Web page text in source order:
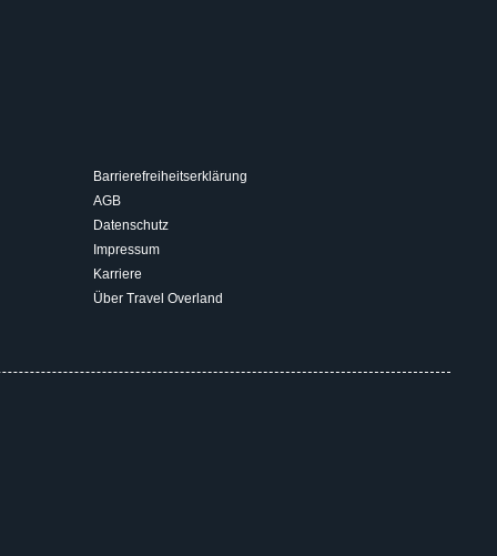
Barrierefreiheitserklärung
AGB
Datenschutz
Impressum
Karriere
Über Travel Overland